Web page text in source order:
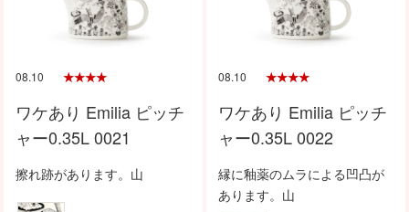
08.10
ワケあり Emilia ピッチ
ャー0.35L 0021
擦れ跡があります。山
08.10
ワケあり Emilia ピッチ
ャー0.35L 0022
縁に釉薬のムラによる凹凸が
あります。山